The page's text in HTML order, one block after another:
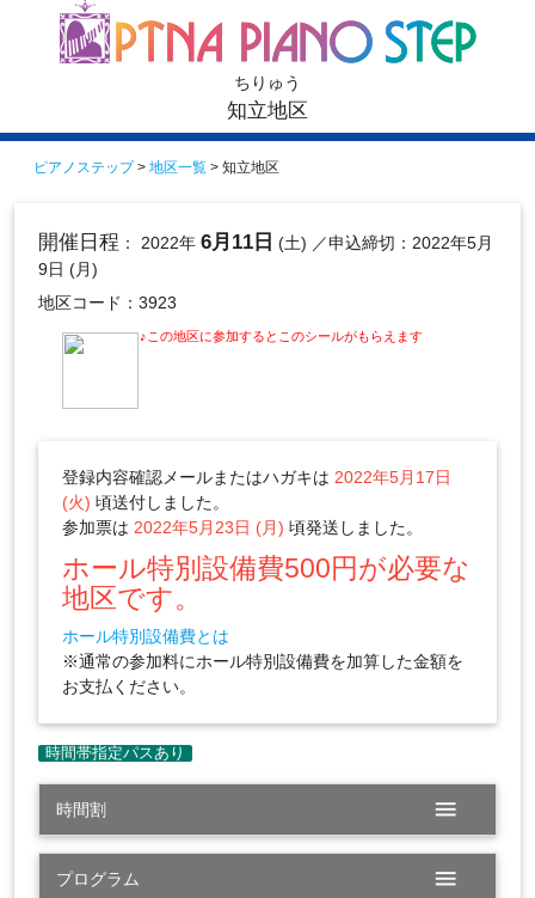
ちりゅう
知立地区
ピアノステップ> 地区一覧 > 知立地区
開催日程 ： 2022年 6月11日 (土) ／申込締切：2022年5月
9日 (月)
地区コード：3923
♪この地区に参加するとこのシールがもらえます
登録内容確認メールまたはハガキは 2022年5月17日
(火) 頃送付しました。
参加票は 2022年5月23日 (月) 頃発送しました。
ホール特別設備費500円が必要な
地区です。
ホール特別設備費とは
※通常の参加料にホール特別設備費を加算した金額を
お支払ください。
時間割 menu
プログラム menu